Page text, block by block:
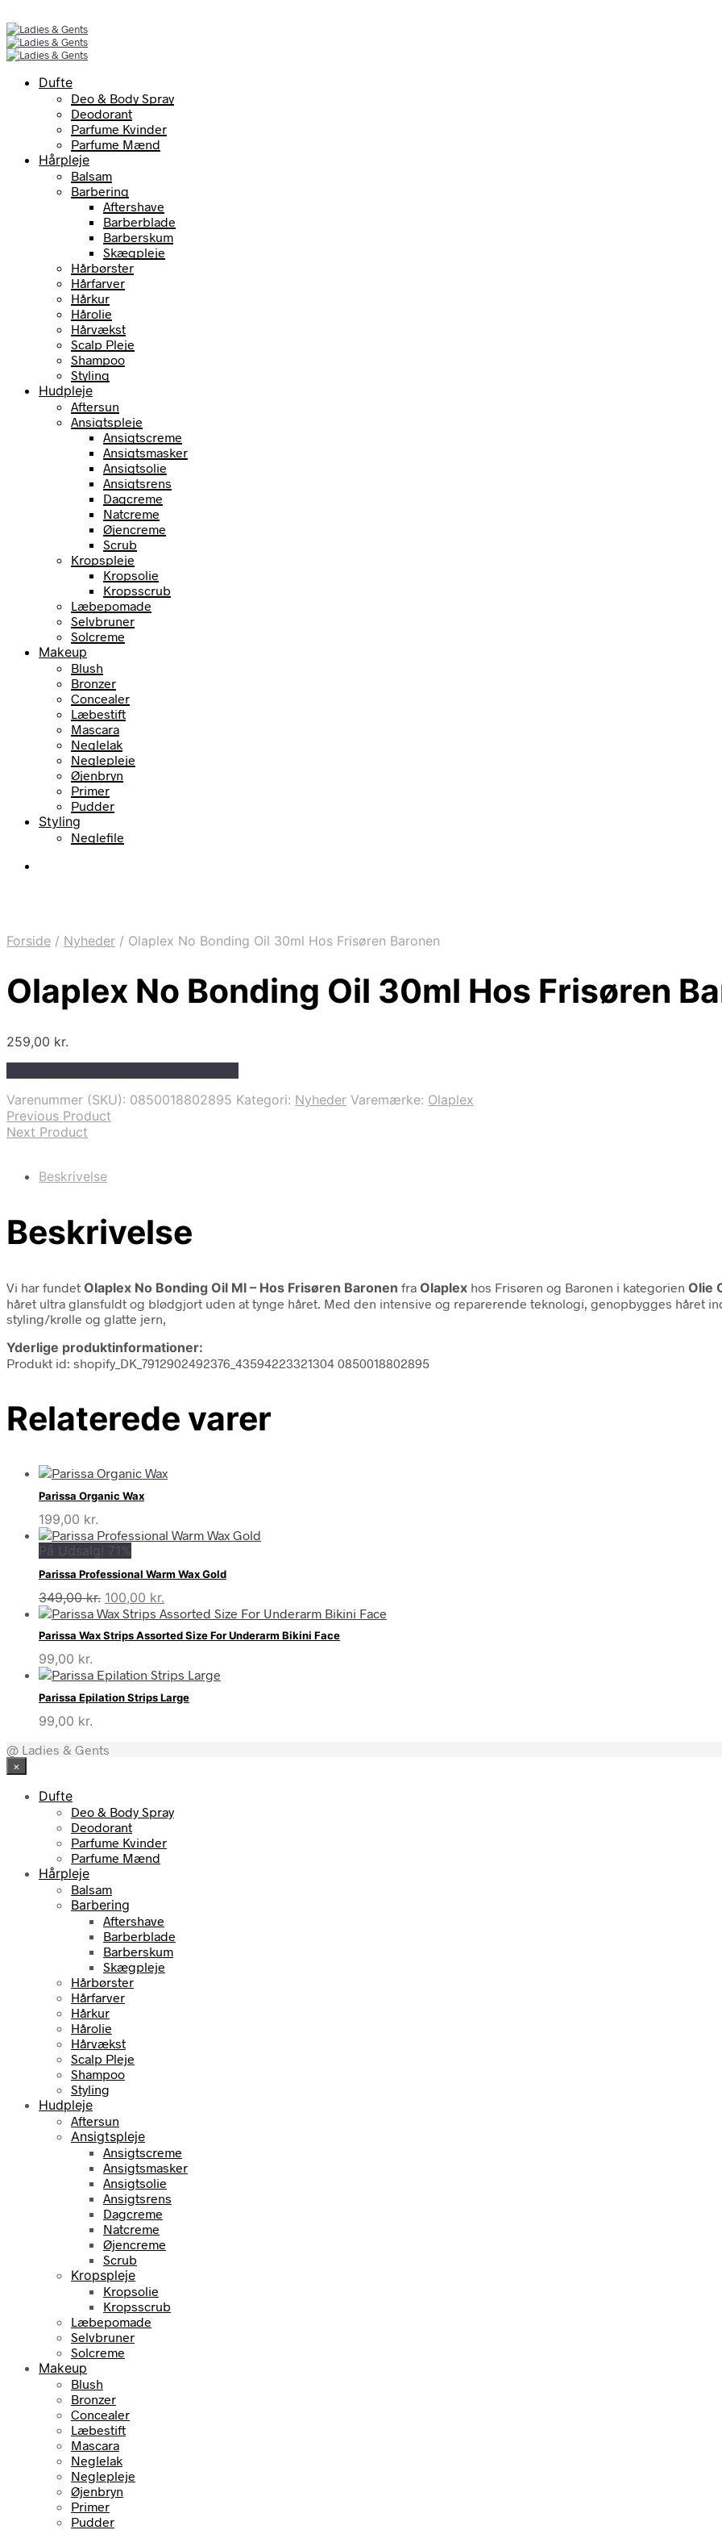
Dufte
Deo & Body Spray
Deodorant
Parfume Kvinder
Parfume Mænd
Hårpleje
Balsam
Barbering
Aftershave
Barberblade
Barberskum
Skægpleje
Hårbørster
Hårfarver
Hårkur
Hårolie
Hårvækst
Scalp Pleje
Shampoo
Styling
Hudpleje
Aftersun
Ansigtspleje
Ansigtscreme
Ansigtsmasker
Ansigtsolie
Ansigtsrens
Dagcreme
Natcreme
Øjencreme
Scrub
Kropspleje
Kropsolie
Kropsscrub
Læbepomade
Selvbruner
Solcreme
Makeup
Blush
Bronzer
Concealer
Læbestift
Mascara
Neglelak
Neglepleje
Øjenbryn
Primer
Pudder
Styling
Neglefile
Forside / Nyheder / Olaplex No Bonding Oil 30ml Hos Frisøren Baronen
Olaplex No Bonding Oil 30ml Hos Frisøren
259,00 kr.
Varenummer (SKU): 0850018802895 Kategori: Nyheder Varemærke: Olaplex
Previous Product
Next Product
Beskrivelse
Beskrivelse
Vi har fundet Olaplex No Bonding Oil Ml – Hos Frisøren Baronen fra Olaplex hos Frisøren og Baronen i kategorien Olie
håret ultra glansfuldt og blødgjort uden at tynge håret. Med den intensive og reparerende teknologi, genopbygges håret
styling/krølle og glatte jern,
Yderlige produktinformationer:
Produkt id: shopify_DK_7912902492376_43594223321304 0850018802895
Relaterede varer
Parissa Organic Wax
199,00 kr.
På Udsalg! 71%
Parissa Professional Warm Wax Gold
349,00kr. Den
oprindelige
pris
var:
100,00 kr.
aktuelle
pris
er:
Parissa Wax Strips Assorted Size For Underarm Bikini Face
99,00 kr.
Parissa Epilation Strips Large
99,00 kr.
@ Ladies & Gents
×
Dufte
Deo & Body Spray
Deodorant
Parfume Kvinder
Parfume Mænd
Hårpleje
Balsam
Barbering
Aftershave
Barberblade
Barberskum
Skægpleje
Hårbørster
Hårfarver
Hårkur
Hårolie
Hårvækst
Scalp Pleje
Shampoo
Styling
Hudpleje
Aftersun
Ansigtspleje
Ansigtscreme
Ansigtsmasker
Ansigtsolie
Ansigtsrens
Dagcreme
Natcreme
Øjencreme
Scrub
Kropspleje
Kropsolie
Kropsscrub
Læbepomade
Selvbruner
Solcreme
Makeup
Blush
Bronzer
Concealer
Læbestift
Mascara
Neglelak
Neglepleje
Øjenbryn
Primer
Pudder